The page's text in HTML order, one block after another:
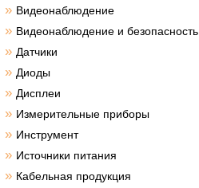
» Видеонаблюдение
» Видеонаблюдение и безопасность
» Датчики
» Диоды
» Дисплеи
» Измерительные приборы
» Инструмент
» Источники питания
» Кабельная продукция